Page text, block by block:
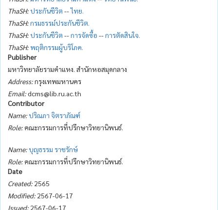
ThaSH:ประกันชีวิต --ไทย.
ThaSH:กรมธรรม์ประกันชีวิต.
ThaSH:ประกันชีวิต --การจัดซื้อ --การตัดสินใจ.
ThaSH:พฤติกรรมผู้บริโภค.
Publisher
มหาวิทยาลัยรามคำแหง. สำนักหอสมุดกลาง
Address:กรุงเทพมหานคร
Email:dcms@lib.ru.ac.th
Contributor
Name:ปริณภา จิตราภัณฑ์
Role: คณะกรรมการที่ปรึกษาวิทยานิพนธ์.
Name:บุญธรรม ราชรักษ์
Role: คณะกรรมการที่ปรึกษาวิทยานิพนธ์.
Date
Created: 2565
Modified: 2567-06-17
Issued: 2567-06-17